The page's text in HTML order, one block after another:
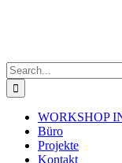
Search
for:
WORKSHOP
Büro
Projekte
Kontakt